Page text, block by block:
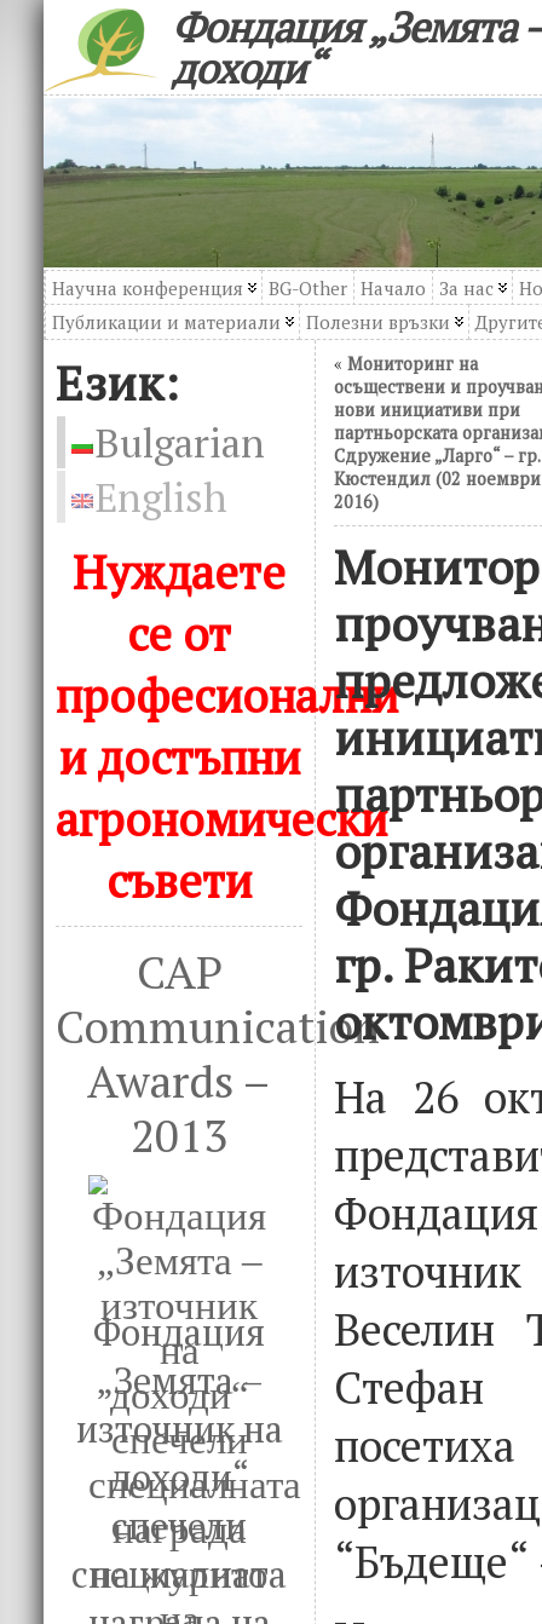
Фондация „Земята
доходи“
Научна конференция BG-Other Начало За нас
Публикации и материали
Полезни връзки
Език:
Bulgarian
English
Нуждаете
се от
професионални
и достъпни
агрономически
съвети
CAP
Communication
Awards –
2013
Фондация
„Земята –
източник на
доходи“
спечели
специалната
« Мониторинг на
осъществени и
нови инициативи при
партньорската
Сдружение „Ларго“ – гр.
Кюстендил (02 ноември
2016)
гр.
На 26
Веселин
“Бъдеще“